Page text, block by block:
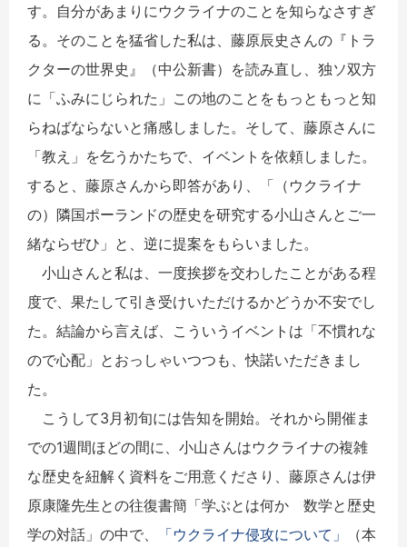
す。自分があまりにウクライナのことを知らなさすぎ
る。そのことを猛省した私は、藤原辰史さんの『トラ
クターの世界史』（中公新書）を読み直し、独ソ双方
に「ふみにじられた」この地のことをもっともっと知
らねばならないと痛感しました。そして、藤原さんに
「教え」を乞うかたちで、イベントを依頼しました。
すると、藤原さんから即答があり、「（ウクライナ
の）隣国ポーランドの歴史を研究する小山さんとご一
緒ならぜひ」と、逆に提案をもらいました。
小山さんと私は、一度挨拶を交わしたことがある程
度で、果たして引き受けいただけるかどうか不安でし
た。結論から言えば、こういうイベントは「不慣れな
ので心配」とおっしゃいつつも、快諾いただきまし
た。
こうして3月初旬には告知を開始。それから開催ま
での1週間ほどの間に、小山さんはウクライナの複雑
な歴史を紐解く資料をご用意くださり、藤原さんは伊
原康隆先生との往復書簡「学ぶとは何か 数学と歴史
学の対話」の中で、
「ウクライナ侵攻について」
（本